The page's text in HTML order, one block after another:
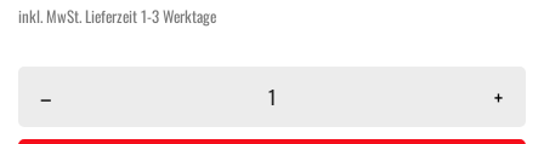
inkl. MwSt.Lieferzeit 1-3 Werktage
– +